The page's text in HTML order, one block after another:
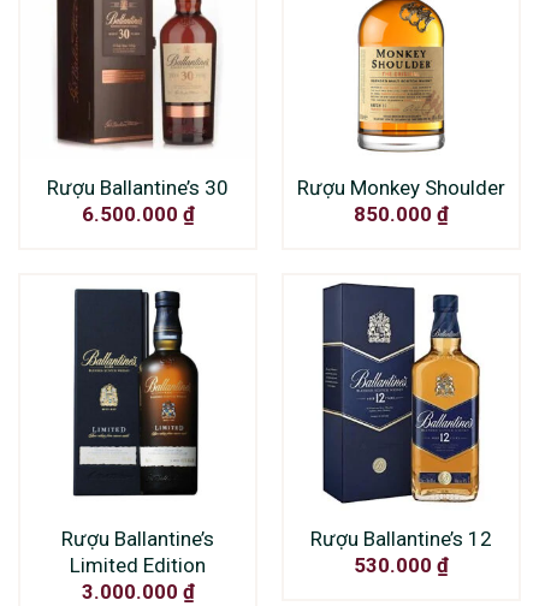
Rượu Ballantine’s 30
6.500.000 ₫
Rượu Monkey Shoulder
850.000 ₫
Rượu Ballantine’s
Limited Edition
3.000.000 ₫
Rượu Ballantine’s 12
530.000 ₫